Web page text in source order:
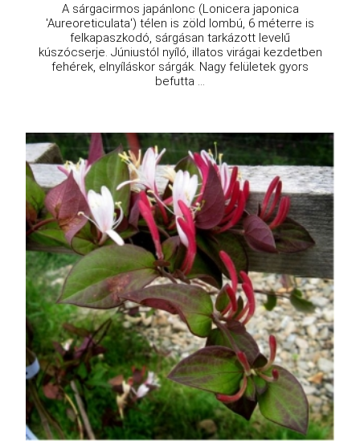
A sárgacirmos japánlonc (Lonicera japonica
'Aureoreticulata') télen is zöld lombú, 6 méterre is
felkapaszkodó, sárgásan tarkázott levelű
kúszócserje. Júniustól nyíló, illatos virágai kezdetben
fehérek, elnyíláskor sárgák. Nagy felületek gyors
befutta ...